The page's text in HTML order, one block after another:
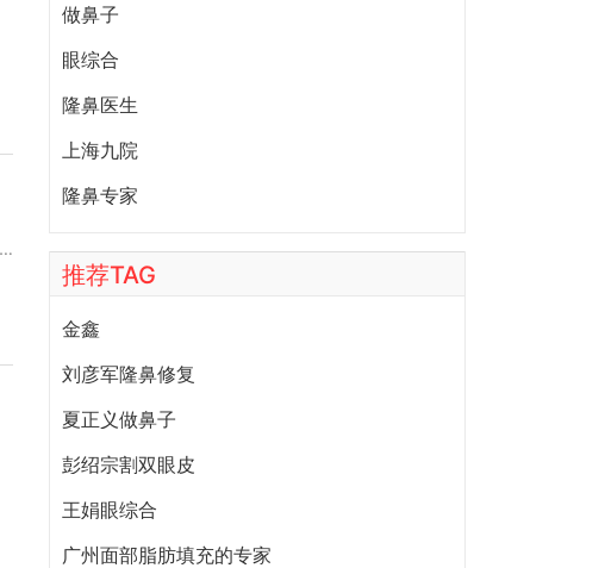
做鼻子
眼综合
隆鼻医生
上海九院
隆鼻专家
推荐TAG
金鑫
刘彦军隆鼻修复
夏正义做鼻子
彭绍宗割双眼皮
王娟眼综合
广州面部脂肪填充的专家